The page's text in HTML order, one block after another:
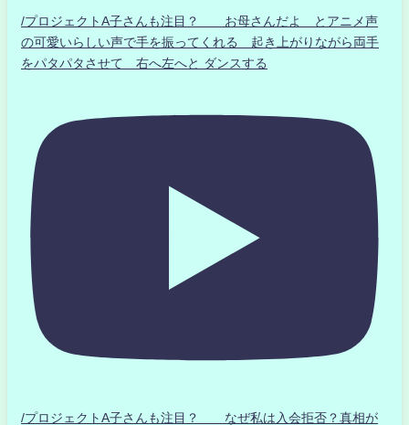
/プロジェクトA子さんも注目？ お母さんだよ とアニメ声
の可愛いらしい声で手を振ってくれる 起き上がりながら両手
をパタパタさせて 右へ左へと ダンスする
/プロジェクトA子さんも注目？ なぜ私は入会拒否？真相が